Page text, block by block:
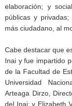
elaboración; y
públicas y
más ciudadano, al
Cabe destacar que
Inai y fue impartido
de la Facultad de
Universidad
Arteaga Dirzo,
del Inai; y Elizabeth